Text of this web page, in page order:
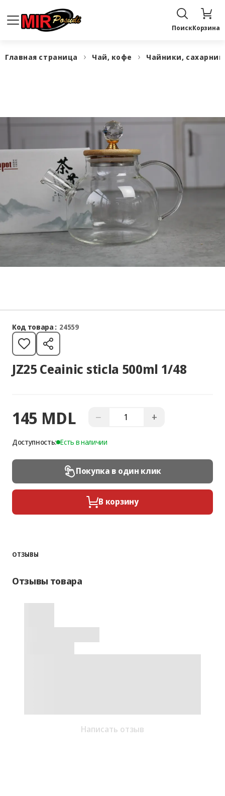
ПоискКорзина
Главная страница Чай, кофе Чайники,
Код товара : 24559
JZ25 Ceainic sticla 500ml 1/48
145 MDL − +
Доступность: Есть в наличии
Покупка в один клик
В корзину
ОТЗЫВЫ
Отзывы товара
Написать отзыв